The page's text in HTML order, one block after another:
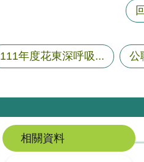
111年度花東深呼吸... 公
相關資料